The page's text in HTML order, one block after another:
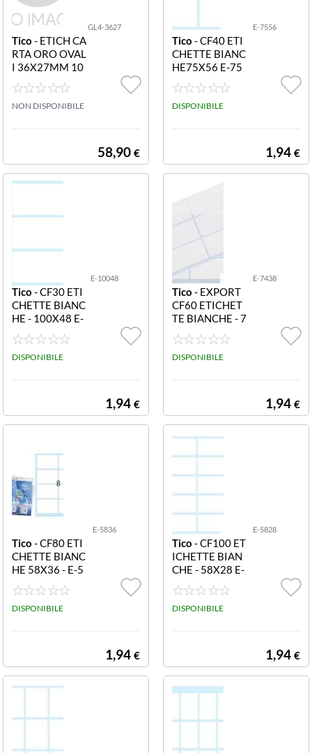
GL4-3627
Tico - ETICH CA
RTA ORO OVAL
I 36X27MM 10
0FF GL4-3627
Etichette in cart
a oro ovali 36x2
NON DISPONIBILE
58,90 €
E-7556
Tico - CF40 ETI
CHETTE BIANC
HE75X56 E-75
56 Etichette bia
nche in busta - 7
5x56 - 10 ff
DISPONIBILE
1,94 €
E-10048
Tico - CF30 ETI
CHETTE BIANC
HE - 100X48 E-
10048 Etichett
e bianche in bus
ta - 100x48 - 10
DISPONIBILE
1,94 €
E-7438
Tico - EXPORT
CF60 ETICHET
TE BIANCHE - 7
4X38 E-7438 Et
ichette bianche i
n busta - 74x38
DISPONIBILE
1,94 €
E-5836
Tico - CF80 ETI
CHETTE BIANC
HE 58X36 - E-5
836 Etichette bi
anche in busta -
58x36 - 10 ff
DISPONIBILE
1,94 €
E-5828
Tico - CF100 ET
ICHETTE BIAN
CHE - 58X28 E-
5828 Etichette
bianche in busta
- 58x28 - 10 ff
DISPONIBILE
1,94 €